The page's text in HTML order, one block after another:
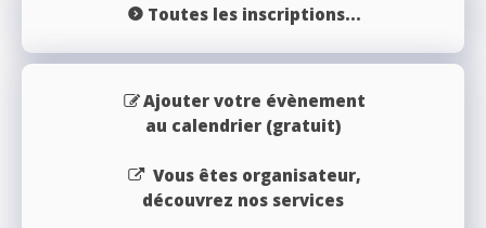
Toutes les inscriptions...
Ajouter votre évènement
au calendrier (gratuit)
Vous êtes organisateur,
découvrez nos services